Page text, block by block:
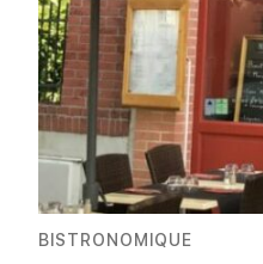
BISTRONOMIQUE